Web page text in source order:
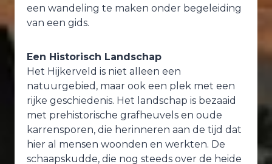
een wandeling te maken onder begeleiding
van een gids.
Een Historisch Landschap
Het Hijkerveld is niet alleen een
natuurgebied, maar ook een plek met een
rijke geschiedenis. Het landschap is bezaaid
met prehistorische grafheuvels en oude
karrensporen, die herinneren aan de tijd dat
hier al mensen woonden en werkten. De
schaapskudde, die nog steeds over de heide